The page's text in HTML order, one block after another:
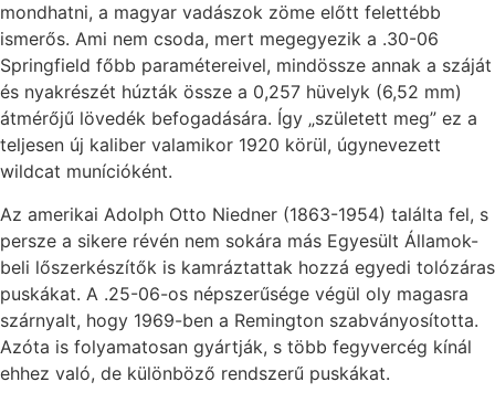
mondhatni, a magyar vadászok zöme előtt felettébb
ismerős. Ami nem csoda, mert megegyezik a .30-06
Springfield főbb paramétereivel, mindössze annak a száját
és nyakrészét húzták össze a 0,257 hüvelyk (6,52 mm)
átmérőjű lövedék befogadására. Így „született meg” ez a
teljesen új kaliber valamikor 1920 körül, úgynevezett
wildcat munícióként.
Az amerikai Adolph Otto Niedner (1863-1954) találta fel, s
persze a sikere révén nem sokára más Egyesült Államok-
beli lőszerkészítők is kamráztattak hozzá egyedi tolózáras
puskákat. A .25-06-os népszerűsége végül oly magasra
szárnyalt, hogy 1969-ben a Remington szabványosította.
Azóta is folyamatosan gyártják, s több fegyvercég kínál
ehhez való, de különböző rendszerű puskákat.